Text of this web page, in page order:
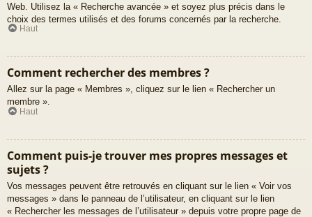
Web. Utilisez la « Recherche avancée » et soyez plus précis dans le
choix des termes utilisés et des forums concernés par la recherche.
Haut
Comment rechercher des membres ?
Allez sur la page « Membres », cliquez sur le lien « Rechercher un
membre ».
Haut
Comment puis-je trouver mes propres messages et
sujets ?
Vos messages peuvent être retrouvés en cliquant sur le lien « Voir vos
messages » dans le panneau de l’utilisateur, en cliquant sur le lien
« Rechercher les messages de l’utilisateur » depuis votre propre page de